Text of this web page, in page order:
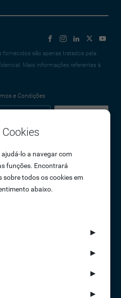
fornecidos são apenas tratados pela
Mais informações referentes à
e Condições
lo a navegar com
funções. Encontrará
todos os cookies em
abaixo.
▶
▶
▶
▶